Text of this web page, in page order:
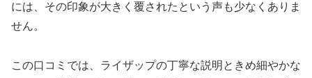
には、その印象が大きく覆されたという声も少なくありま
せん。
この口コミでは、ライザップの丁寧な説明ときめ細やかな